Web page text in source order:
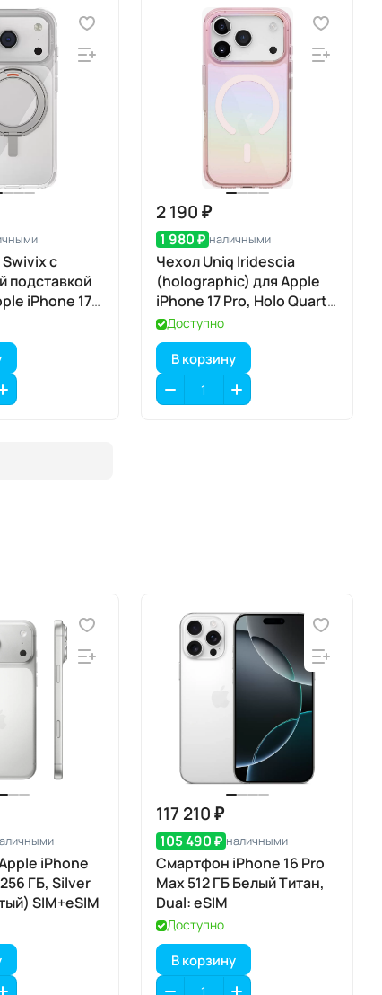
с
подставкой
iPhone 17
MagSafe
2 190 ₽
1 980 ₽ наличными
Чехол Uniq Iridescia
(holographic) для Apple
iPhone 17 Pro, Holo Quartz
(голографический
кварц), MagSafe
Доступно
В корзину
iPhone
ГБ, Silver
SIM+eSIM
117 210 ₽
105 490 ₽ наличными
Смартфон iPhone 16 Pro
Max 512 ГБ Белый Титан,
Dual: eSIM
Доступно
В корзину